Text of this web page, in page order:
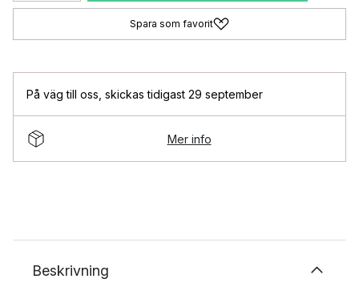
Spara som favorit
På väg till oss skickas tidigast 29 september
Mer info
Beskrivning